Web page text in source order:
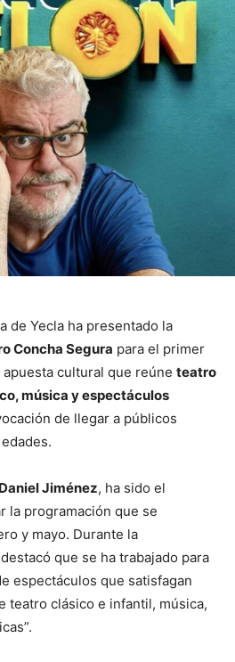
de Yecla ha presentado la
Concha Segura para el primer
cultural que reúne teatro
música y espectáculos
de llegar a públicos
Daniel Jiménez, ha sido el
la programación que se
y mayo. Durante la
que se ha trabajado para
espectáculos que satisfagan
teatro clásico e infantil, música,